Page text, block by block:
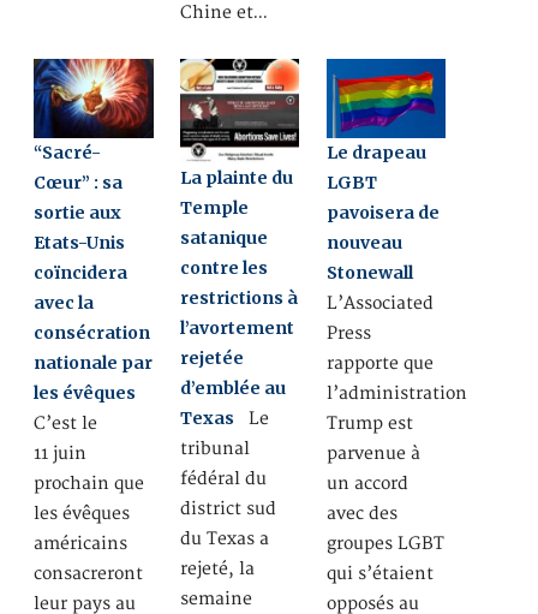
Chine et…
“Sacré-
Cœur” : sa
sortie aux
Etats-Unis
coïncidera
avec la
consécration
nationale par
les évêques
C’est le
11 juin
prochain que
les évêques
américains
consacreront
leur pays au
La plainte du
Temple
satanique
contre les
restrictions à
l’avortement
rejetée
d’emblée au
Texas Le
tribunal
fédéral du
district sud
du Texas a
rejeté, la
semaine
Le drapeau
LGBT
pavoisera de
nouveau
Stonewall
L’Associated
Press
rapporte que
l’administration
Trump est
parvenue à
un accord
avec des
groupes LGBT
qui s’étaient
opposés au